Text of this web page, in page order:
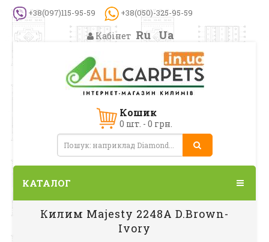
+38(097)115-95-59 +38(050)-325-95-59
Кабінет Ru Ua
Кошик
0 шт. - 0 грн.
КАТАЛОГ
Килим Majesty 2248A D.brown-
Ivory